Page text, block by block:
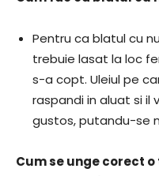
Pentru ca blatul cu
trebuie lasat la loc
s-a copt. Uleiul pe
raspandi in aluat si il
gustos, putandu-se
Cum se unge corect